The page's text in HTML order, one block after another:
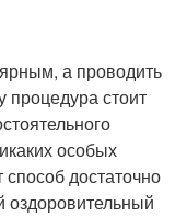
а проводить
процедура стоит
особых
достаточно